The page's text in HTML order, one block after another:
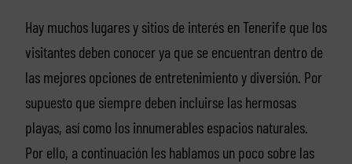
Hay muchos lugares y sitios de interés en Tenerife que los
visitantes deben conocer ya que se encuentran dentro de
las mejores opciones de entretenimiento y diversión. Por
supuesto que siempre deben incluirse las hermosas
playas, así como los innumerables espacios naturales.
Por ello, a continuación les hablamos un poco sobre las